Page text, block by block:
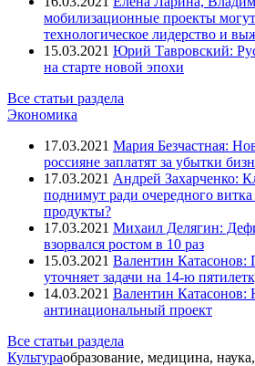
мобилизационные проекты
технологическое лидерство и
15.03.2021 Юрий Тавровский:
на старте новой эпохи
Все статьи раздела
Экономика
17.03.2021 Мария Безчастная:
россияне заплатят за убытки
17.03.2021 Андрей Захарченко:
поднимут ради очередного витка
продукты?
17.03.2021 Михаил Делягин:
взорвался ростом в 10 раз
15.03.2021 Валентин Катасонов:
уточняет задачи на 14-ю
14.03.2021 Валентин Катасонов:
антинациональный проект
Все статьи раздела
Культураобразование, медицина,